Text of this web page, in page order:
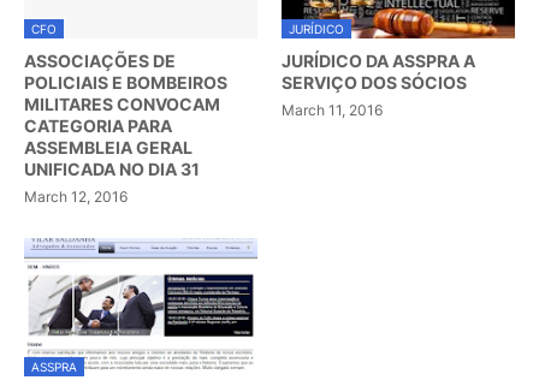
CFO
ASSOCIAÇÕES DE
POLICIAIS E BOMBEIROS
MILITARES CONVOCAM
CATEGORIA PARA
ASSEMBLEIA GERAL
UNIFICADA NO DIA 31
March 12, 2016
JURÍDICO
JURÍDICO DA ASSPRA A
SERVIÇO DOS SÓCIOS
March 11, 2016
ASSPRA